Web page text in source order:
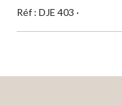
Réf : DJE 403 ·